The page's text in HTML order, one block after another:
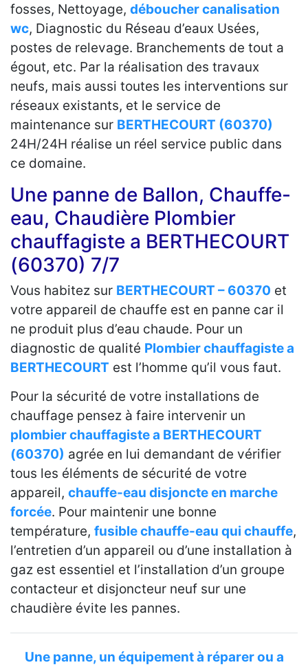
fosses, Nettoyage, déboucher canalisation
wc, Diagnostic du Réseau d’eaux Usées,
postes de relevage. Branchements de tout a
égout, etc. Par la réalisation des travaux
neufs, mais aussi toutes les interventions sur
réseaux existants, et le service de
maintenance sur BERTHECOURT (60370)
24H/24H réalise un réel service public dans
ce domaine.
Une panne de Ballon, Chauffe-
eau, Chaudière Plombier
chauffagiste a BERTHECOURT
(60370) 7/7
Vous habitez sur BERTHECOURT – 60370 et
votre appareil de chauffe est en panne car il
ne produit plus d’eau chaude. Pour un
diagnostic de qualité Plombier chauffagiste a
BERTHECOURT est l’homme qu’il vous faut.
Pour la sécurité de votre installations de
chauffage pensez à faire intervenir un
plombier chauffagiste a BERTHECOURT
(60370) agrée en lui demandant de vérifier
tous les éléments de sécurité de votre
appareil, chauffe-eau disjoncte en marche
forcée. Pour maintenir une bonne
température, fusible chauffe-eau qui chauffe,
l’entretien d’un appareil ou d’une installation à
gaz est essentiel et l’installation d’un groupe
contacteur et disjoncteur neuf sur une
chaudière évite les pannes.
Une panne, un équipement à réparer ou a